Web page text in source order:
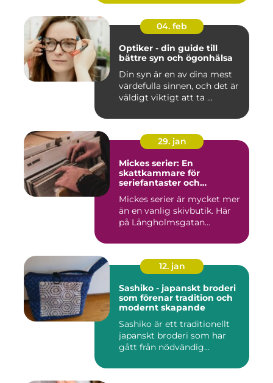
04. feb
Optiker - din guide till
bättre syn och ögonhälsa
Din syn är en av dina mest
värdefulla sinnen, och det är
väldigt viktigt att ta ...
29. jan
Mickes serier: En
skattkammare för
seriefantaster och
Mickes serier är mycket mer
än en vanlig skivbutik. Här
på Långholmsgatan...
12. jan
Sashiko - japanskt broderi
som förenar tradition och
modernt skapande
Sashiko är ett traditionellt
japanskt broderi som har
gått från nödvändig...